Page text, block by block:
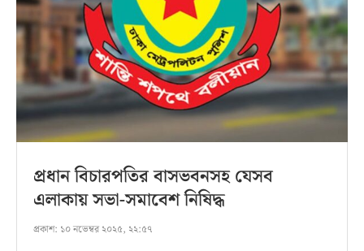
প্রধান বিচারপতির বাসভবনসহ যেসব
এলাকায় সভা-সমাবেশ নিষিদ্ধ
প্রকাশ: ১০ নভেম্বর ২০২৫, ২২:৫৭